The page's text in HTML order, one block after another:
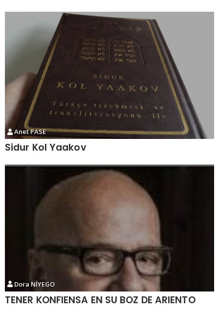
Anet PASE
Sidur Kol Yaakov
Dora NİYEGO
TENER KONFIENSA EN SU BOZ DE ARIENTO